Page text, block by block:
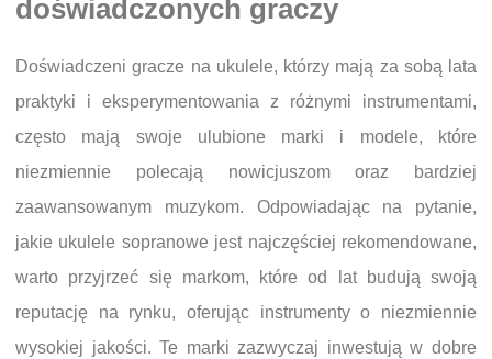
doświadczonych graczy
Doświadczeni gracze na ukulele, którzy mają za sobą lata
praktyki i eksperymentowania z różnymi instrumentami,
często mają swoje ulubione marki i modele, które
niezmiennie polecają nowicjuszom oraz bardziej
zaawansowanym muzykom. Odpowiadając na pytanie,
jakie ukulele sopranowe jest najczęściej rekomendowane,
warto przyjrzeć się markom, które od lat budują swoją
reputację na rynku, oferując instrumenty o niezmiennie
wysokiej jakości. Te marki zazwyczaj inwestują w dobre